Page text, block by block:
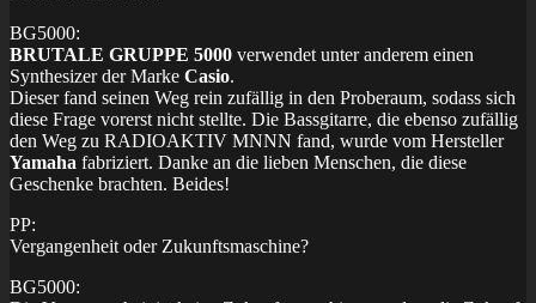
BG5000:
BRUTALE GRUPPE 5000 verwendet unter anderem einen
Synthesizer der Marke Casio.
Dieser fand seinen Weg rein zufällig in den Proberaum, sodass sich
diese Frage vorerst nicht stellte. Die Bassgitarre, die ebenso zufällig
den Weg zu RADIOAKTIV MNNN fand, wurde vom Hersteller
Yamaha fabriziert. Danke an die lieben Menschen, die diese
Geschenke brachten. Beides!
PP:
Vergangenheit oder Zukunftsmaschine?
BG5000: